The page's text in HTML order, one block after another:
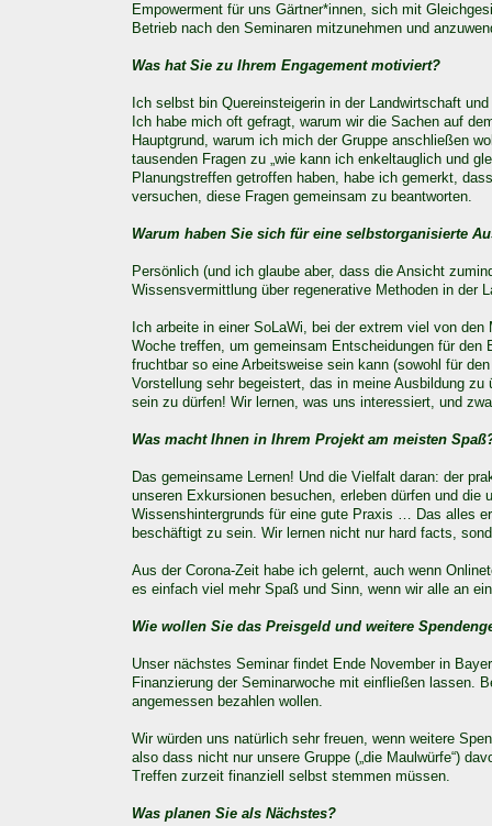
Empowerment für uns Gärtner*innen, sich mit
Betrieb nach den Seminaren mitzunehmen und
Was hat Sie zu Ihrem Engagement motiviert?
Ich selbst bin Quereinsteigerin in der Landwirtschaft
Ich habe mich oft gefragt, warum wir die Sachen auf
Hauptgrund, warum ich mich der Gruppe anschließen
tausenden Fragen zu „wie kann ich enkeltauglich und
Planungstreffen getroffen haben, habe ich gemerkt,
versuchen, diese Fragen gemeinsam zu beantworten.
Warum haben Sie sich für eine selbstorganisierte
Persönlich (und ich glaube aber, dass die Ansicht
Wissensvermittlung über regenerative Methoden in der
Ich arbeite in einer SoLaWi, bei der extrem viel von
Woche treffen, um gemeinsam Entscheidungen für
fruchtbar so eine Arbeitsweise sein kann (sowohl für
Vorstellung sehr begeistert, das in meine Aus­bildung
sein zu dürfen! Wir lernen, was uns interessiert, und
Was macht Ihnen in Ihrem Projekt am meisten
Das gemeinsame Lernen! Und die Vielfalt daran: der
unseren Exkursionen besuchen, erleben dürfen und
Wis­senshintergrunds für eine gute Praxis … Das alles
beschäftigt zu sein. Wir lernen nicht nur hard facts,
Aus der Corona-Zeit habe ich gelernt, auch wenn
es einfach viel mehr Spaß und Sinn, wenn wir alle an
Wie wollen Sie das Preisgeld und weitere
Unser nächstes Seminar findet Ende November in
Finanzierung der Seminarwoche mit einfließen lassen.
angemessen bezahlen wollen.
Wir würden uns natürlich sehr freuen, wenn weitere
also dass nicht nur unsere Gruppe („die Maul­würfe“)
Treffen zurzeit finanziell selbst stemmen müssen.
Was planen Sie als Nächstes?